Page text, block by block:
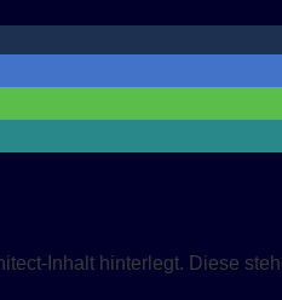
Inhalt hinterlegt. Diese